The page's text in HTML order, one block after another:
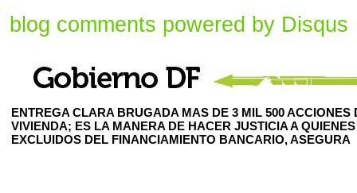
blog comments powered by Disqus
ENTREGA CLARA BRUGADA MAS DE 3 MIL 500 ACCIONES
VIVIENDA; ES LA MANERA DE HACER JUSTICIA A
EXCLUIDOS DEL FINANCIAMIENTO BANCARIO, ASEGURA